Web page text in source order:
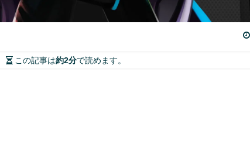
この記事は約2分で読めます。